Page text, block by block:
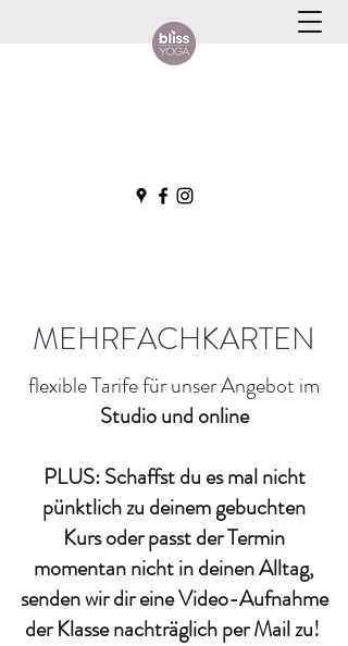
MEHRFACHKARTEN
flexible Tarife für unser Angebot im
Studio und online
PLUS: Schaffst du es mal nicht
pünktlich zu deinem gebuchten
Kurs oder passt der Termin
momentan nicht in deinen Alltag,
senden wir dir eine Video-Aufnahme
der Klasse nachträglich per Mail zu!